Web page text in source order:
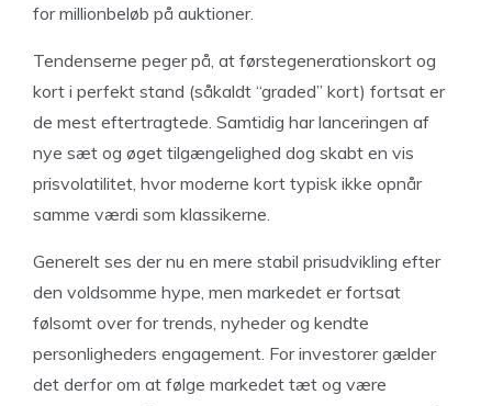
for millionbeløb på auktioner.
Tendenserne peger på, at førstegenerationskort og
kort i perfekt stand (såkaldt “graded” kort) fortsat er
de mest eftertragtede. Samtidig har lanceringen af
nye sæt og øget tilgængelighed dog skabt en vis
prisvolatilitet, hvor moderne kort typisk ikke opnår
samme værdi som klassikerne.
Generelt ses der nu en mere stabil prisudvikling efter
den voldsomme hype, men markedet er fortsat
følsomt over for trends, nyheder og kendte
personligheders engagement. For investorer gælder
det derfor om at følge markedet tæt og være